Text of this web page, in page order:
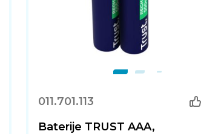
011.701.113
Baterije TRUST AAA,